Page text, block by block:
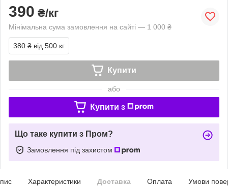
390 ₴/кг
Мінімальна сума замовлення на сайті — 1 000 ₴
380 ₴ від 500 кг
Купити
або
Купити з
Що таке купити з Пром?
Замовлення під захистом
Характеристики Доставка Оплата Умови